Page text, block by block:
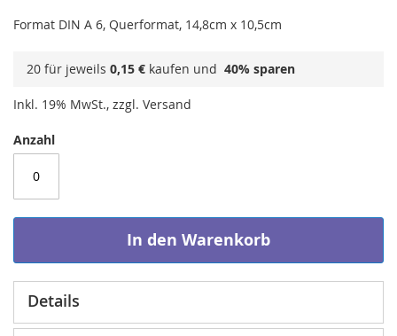
Format DIN A 6, Querformat, 14,8cm x 10,5cm
20 für jeweils 0,15 € kaufen und 40% sparen
Inkl. 19% MwSt., zzgl. Versand
Anzahl
In den Warenkorb
Details